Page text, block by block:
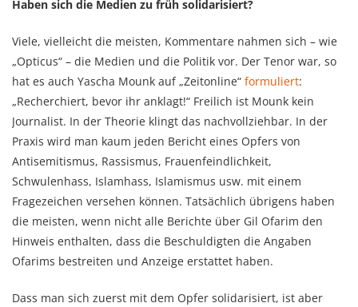
Haben sich die Medien zu früh solidarisiert?
Viele, vielleicht die meisten, Kommentare nahmen sich – wie
„Opticus“ – die Medien und die Politik vor. Der Tenor war, so
hat es auch Yascha Mounk auf „Zeitonline“ formuliert:
„Recherchiert, bevor ihr anklagt!“ Freilich ist Mounk kein
Journalist. In der Theorie klingt das nachvollziehbar. In der
Praxis wird man kaum jeden Bericht eines Opfers von
Antisemitismus, Rassismus, Frauenfeindlichkeit,
Schwulenhass, Islamhass, Islamismus usw. mit einem
Fragezeichen versehen können. Tatsächlich übrigens haben
die meisten, wenn nicht alle Berichte über Gil Ofarim den
Hinweis enthalten, dass die Beschuldigten die Angaben
Ofarims bestreiten und Anzeige erstattet haben.
Dass man sich zuerst mit dem Opfer solidarisiert, ist aber